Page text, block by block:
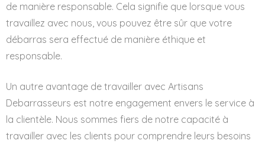
de manière responsable. Cela signifie que lorsque vous
travaillez avec nous, vous pouvez être sûr que votre
débarras sera effectué de manière éthique et
responsable.
Un autre avantage de travailler avec Artisans
Debarrasseurs est notre engagement envers le service à
la clientèle. Nous sommes fiers de notre capacité à
travailler avec les clients pour comprendre leurs besoins